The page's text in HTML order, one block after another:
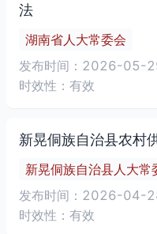
法
湖南省人大常委会
发布时间：2026-05-
时效性：有效
新晃侗族自治县农村
新晃侗族自治县人大常
发布时间：2026-04-
时效性：有效